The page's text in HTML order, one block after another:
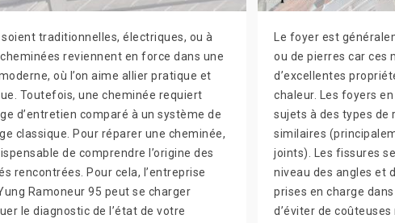
soient traditionnelles, électriques, ou à
reviennent en force dans une
où l’on aime allier pratique et
Toutefois, une cheminée requiert
d’entretien comparé à un système de
classique. Pour réparer une cheminée,
de comprendre l’origine des
rencontrées. Pour cela, l’entreprise
Ramoneur 95 peut se charger
le diagnostic de l’état de votre
Le foyer est
ou de pierres car ces
d’excellentes
chaleur. Les foyers
sujets à des types
similaires
joints). Les fissures
niveau des angles et
prises en charge
d’éviter de